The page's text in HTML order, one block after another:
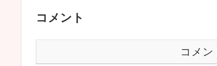
コメント
コメン